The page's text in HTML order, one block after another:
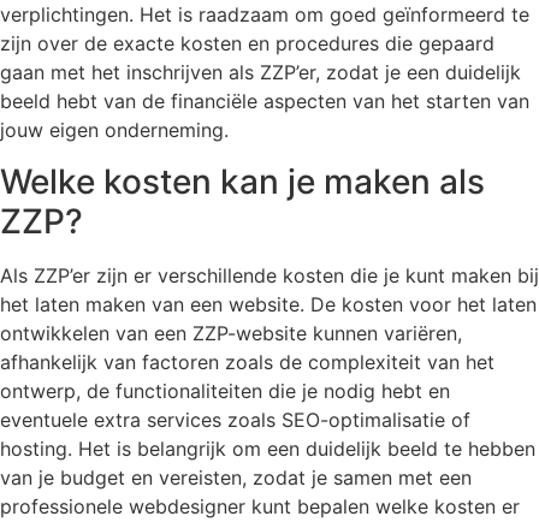
verplichtingen. Het is raadzaam om goed geïnformeerd te
zijn over de exacte kosten en procedures die gepaard
gaan met het inschrijven als ZZP’er, zodat je een duidelijk
beeld hebt van de financiële aspecten van het starten van
jouw eigen onderneming.
Welke kosten kan je maken als
ZZP?
Als ZZP’er zijn er verschillende kosten die je kunt maken bij
het laten maken van een website. De kosten voor het laten
ontwikkelen van een ZZP-website kunnen variëren,
afhankelijk van factoren zoals de complexiteit van het
ontwerp, de functionaliteiten die je nodig hebt en
eventuele extra services zoals SEO-optimalisatie of
hosting. Het is belangrijk om een duidelijk beeld te hebben
van je budget en vereisten, zodat je samen met een
professionele webdesigner kunt bepalen welke kosten er